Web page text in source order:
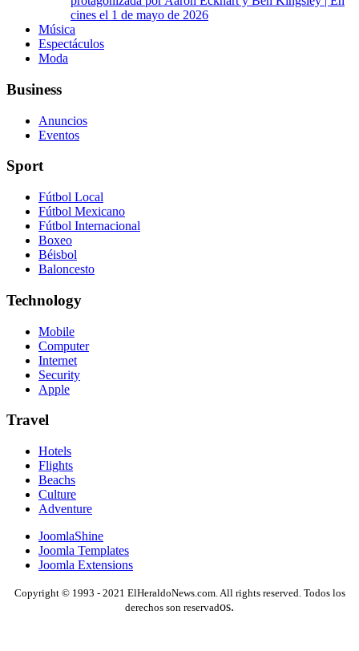
cines el 1 de mayo de 2026
Música
Espectáculos
Moda
Business
Anuncios
Eventos
Sport
Fútbol Local
Fútbol Mexicano
Fútbol Internacional
Boxeo
Béisbol
Baloncesto
Technology
Mobile
Computer
Internet
Security
Apple
Travel
Hotels
Flights
Beachs
Culture
Adventure
JoomlaShine
Joomla Templates
Joomla Extensions
Copyright © 1993 - 2021 ElHeraldoNews.com. All rights reserved. Todos los
derechos son reservados.